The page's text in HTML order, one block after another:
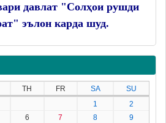
давлат "Солҳои рушди
эълон карда шуд.
TH FR SA
SU
1
2
6 7 8
9